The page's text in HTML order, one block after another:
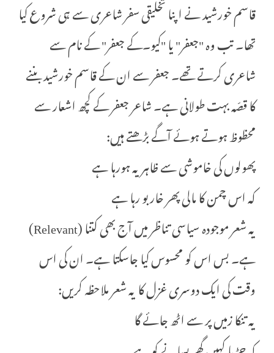
قاسم خورشید نے اپنا تخلیقی سفر شاعری سے ہی شروع کیا
تھا۔ تب وہ "جعفر" یا "کیو۔کے جعفر" کے نام سے
شاعری کرتے تھے۔ جعفر سے ان کے قاسم خورشید بننے
کا قصّہ بہت طولانی ہے۔ شاعر جعفر کے کچھ اشعار سے
محظوظ ہوتے ہوئے آگے بڑھتے ہیں:
پھولوں کی خاموشی سے ظاہر یہ ہورہا ہے
کہ اس چمن کا مالی پھر خار بو رہا ہے
یہ شعر موجودہ سیاسی تناظر میں آج بھی کتنا (Relevant)
ہے۔ بس اس کو محسوس کیا جاسکتا ہے۔ ان کی اس
وقت کی ایک دوسری غزل کا یہ شعر ملاحظہ کریں:
یہ تنکا زمیں پر سے اٹھ جائے گا